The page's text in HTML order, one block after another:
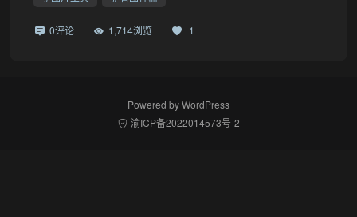
0评论 1,714浏览 1
Powered byWordPress
渝ICP备2022014573号-2